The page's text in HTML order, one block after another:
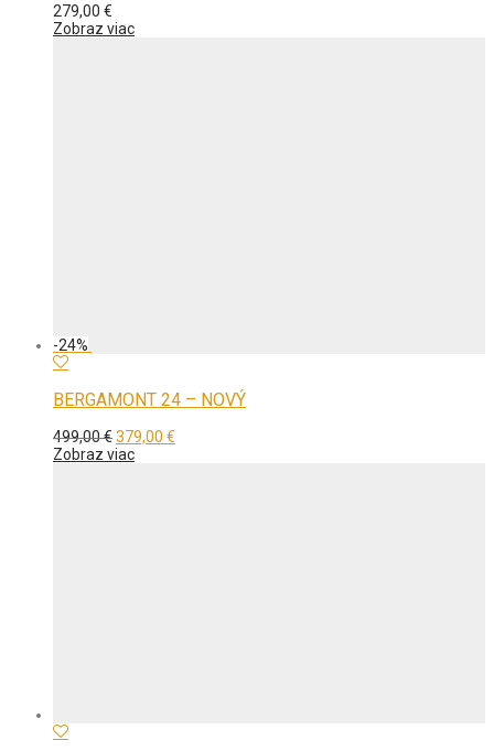
279,00 €
Zobraz viac
-24%
BERGAMONT 24 – NOVÝ
499,00€Pôvodná
cena
379,00 €
Zobraz viac